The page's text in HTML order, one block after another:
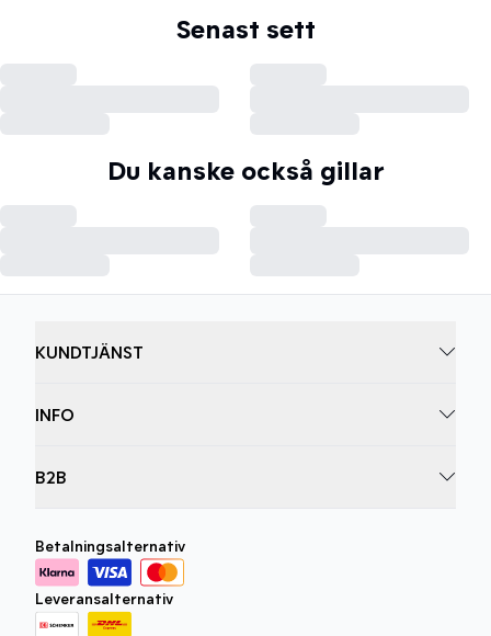
Senast sett
Du kanske också gillar
KUNDTJÄNST
INFO
B2B
Betalningsalternativ
Leveransalternativ